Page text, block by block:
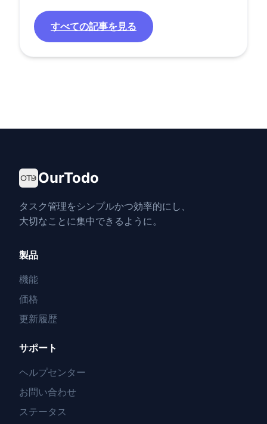
すべての記事を見る
OurTodo
タスク管理をシンプルかつ効率的にし、
大切なことに集中できるように。
製品
機能
価格
更新履歴
サポート
ヘルプセンター
お問い合わせ
ステータス